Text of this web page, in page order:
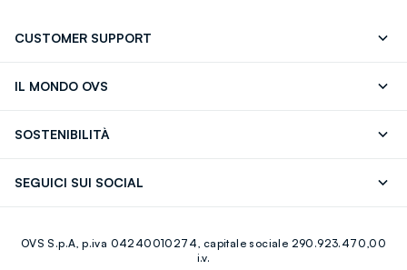
CUSTOMER SUPPORT
IL MONDO OVS
Giftcard
SOSTENIBILITÀ
SEGUICI SUI SOCIAL
Youtube Linkedin
OVS S.p.A, p.iva 04240010274, capitale sociale 290.923.470,00
i.v.